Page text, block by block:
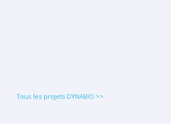
Tous les projets DYNABIO >>